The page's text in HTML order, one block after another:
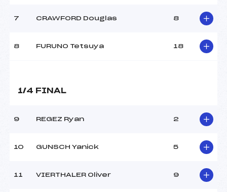
Catégorie :
7 CRAWFORD Douglas 8
8 FURUNO Tetsuya 18
1/4 FINAL
9 REGEZ Ryan 2
10 GUNSCH Yanick 5
11 VIERTHALER Oliver 9